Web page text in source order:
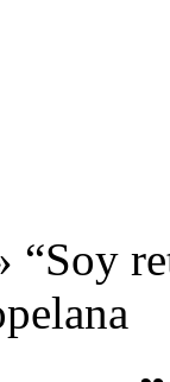
“Soy